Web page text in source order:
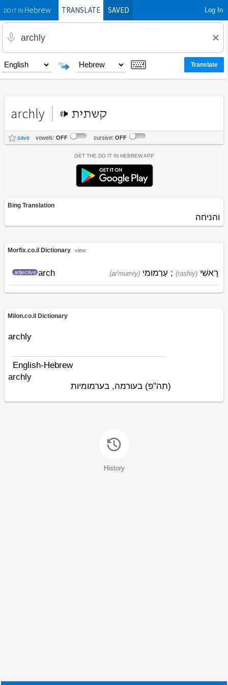
DO IT INHebrewTRANSLATE SAVED Log In
archly קשתית
save vowels: OFF cursive: OFF
Get the Do It In Hebrew App
Bing Translation
והניחה
Morfix.co.il Dictionary view
arch
adjective (rashiy) רָאשִׁי ;
(ar'mumiy) עַרְמוּמִי
Milon.co.il Dictionary
archly
English-Hebrew
archly
(תה"פ) בעורמה, בערמומיות
History